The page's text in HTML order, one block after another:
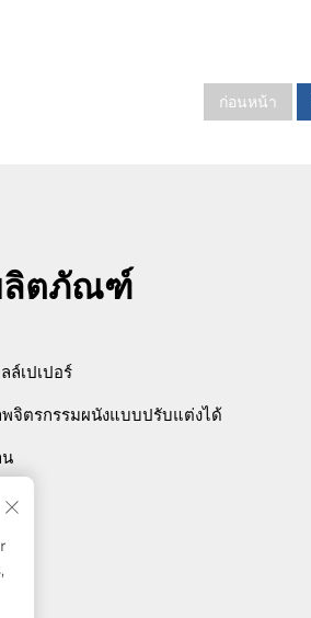
ก่อนหน้า
ลิตภัณฑ์
ล์เปเปอร์
จิตรกรรมผนังแบบปรับแต่งได้